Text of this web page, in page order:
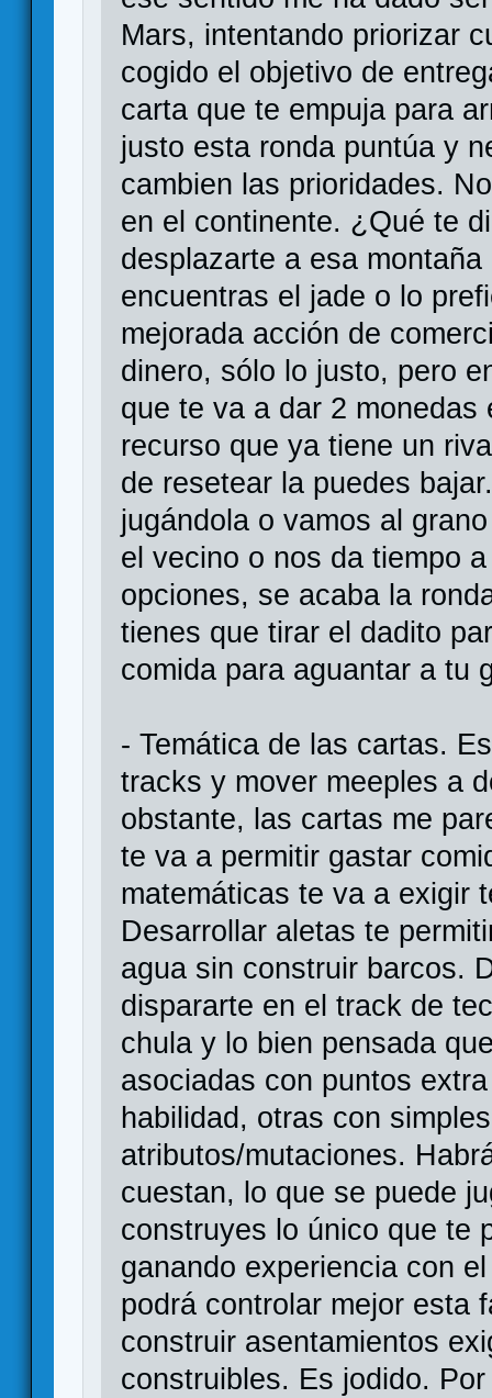
Mars, intentando priorizar
cogido el objetivo de
carta que te empuja para
justo esta ronda puntúa y
cambien las prioridades.
en el continente. ¿Qué te
desplazarte a esa
encuentras el jade o lo
mejorada acción de
dinero, sólo lo justo, pero
que te va a dar 2
recurso que ya tiene un
de resetear la puedes
jugándola o vamos al
el vecino o nos da tiempo
opciones, se acaba la
tienes que tirar el dadito
comida para aguantar a tu
- Temática de las cartas.
tracks y mover meeples a
obstante, las cartas me
te va a permitir gastar
matemáticas te va a exigir
Desarrollar aletas te
agua sin construir barcos.
dispararte en el track de
chula y lo bien pensada
asociadas con puntos
habilidad, otras con
atributos/mutaciones.
cuestan, lo que se puede
construyes lo único que te
ganando experiencia con
podrá controlar mejor esta
construir asentamientos
construibles. Es jodido.